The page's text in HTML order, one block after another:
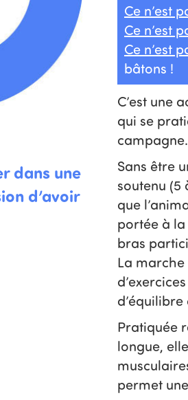
dans une
d’avoir
Ce n’est
Ce n’est
Ce n’est
bâtons !
C’est une
qui se
Sans être
soutenu
que
portée à
bras
La marche
d’équilibre
Pratiquée
longue,
permet